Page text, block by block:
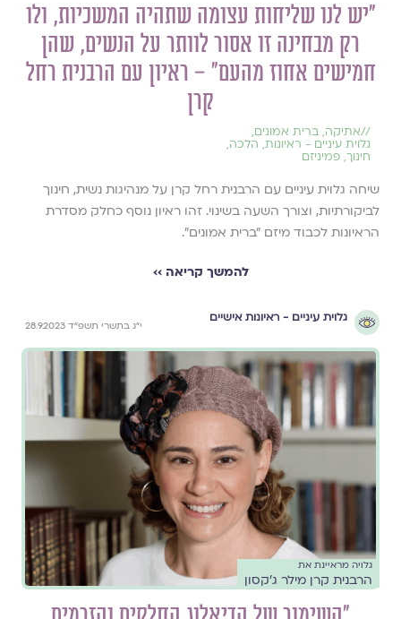
״יש לנו שליחות עצומה שתהיה המשכיות, ולו
רק מבחינה זו אסור לוותר על הנשים, שהן
חמישים אחוז מהעם״ – ראיון עם הרבנית רחל
קרן
//אתיקה, ברית אמונים,
גלוית עיניים - ראיונות, הלכה,
חינוך, פמיניזם
שיחה גלוית עיניים עם הרבנית רחל קרן על מנהיגות נשית, חינוך
לביקורתיות, וצורך השעה בשינוי. זהו ראיון נוסף כחלק מסדרת
הראיונות לכבוד מיזם "ברית אמונים".
להמשך קריאה ››
גלוית עיניים - ראיונות אישיים
י״ג בתשרי תשפ״ד 28.9.2023
גלויה מראיינת את
הרבנית קרן מילר ג'קסון